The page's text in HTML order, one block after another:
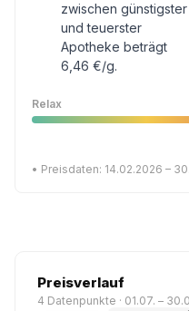
zwischen günstigster
und teuerster
Apotheke beträgt
6,46 €/g.
Relax
• Preisdaten: 14.02.2026 –
Preisverlauf
4 Datenpunkte · 01.07. –